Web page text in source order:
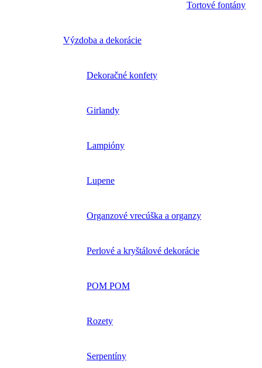
Tortové fontány
Výzdoba a dekorácie
Dekoračné konfety
Girlandy
Lampióny
Lupene
Organzové vrecúška a organzy
Perlové a kryštálové dekorácie
POM POM
Rozety
Serpentíny